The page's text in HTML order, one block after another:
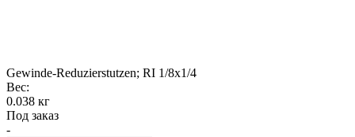
Gewinde-Reduzierstutzen; RI 1/8x1/4
Вес:
0.038 кг
Под заказ
-